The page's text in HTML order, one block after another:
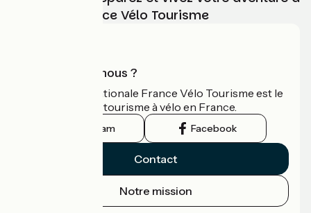
vélo avec France Vélo Tourisme
Qui sommes-nous ?
L'association nationale France Vélo Tourisme est le
guide officiel du tourisme à vélo en France.
Instagram Facebook
Contact
Notre mission